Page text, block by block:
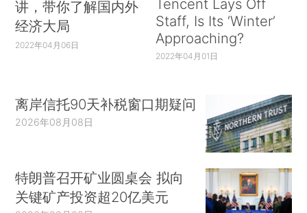
讲，带你了解国内外
经济大局
2022年04月06日
Tencent Lays Off
Staff, Is Its ‘Winter’
Approaching?
2022年04月01日
离岸信托90天补税窗口期疑问
2026年08月08日
特朗普召开矿业圆桌会 拟向
关键矿产投资超20亿美元